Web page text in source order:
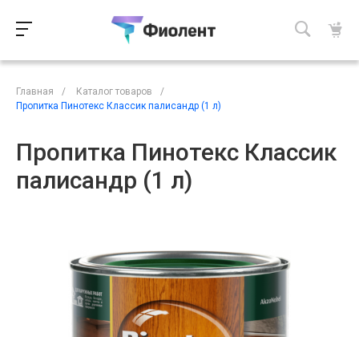
Главная / Каталог товаров
/
Пропитка Пинотекс Классик палисандр (1 л)
Пропитка Пинотекс Классик
палисандр (1 л)